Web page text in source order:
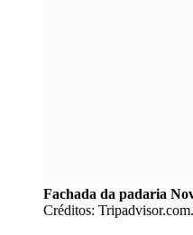
Fachada da padaria
Créditos: